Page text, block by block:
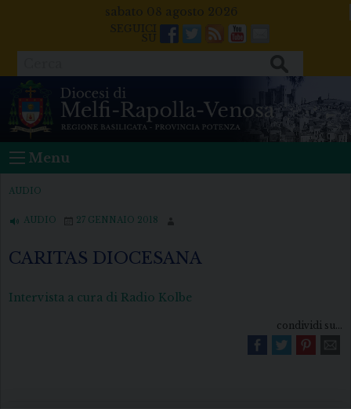
sabato 08 agosto 2026
Facebook
Twitter
FeedsYoutube
Mail
Menu
AUDIO
AUDIO 27 GENNAIO 2018
CARITAS DIOCESANA
Intervista a cura di Radio Kolbe
condividi su...